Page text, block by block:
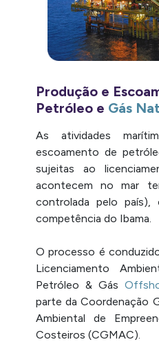
Produção e
Petróleo e Gás
As atividades
escoamento de
sujeitas ao
acontecem no mar
controlada pelo
competência do Ibama.
O processo é
Licenciamento
Petróleo & Gás
parte da Coordenação
Ambiental de
Costeiros (CGMAC).